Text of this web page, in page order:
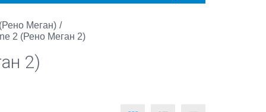
Меган) /
2 (Рено Меган 2)
2)